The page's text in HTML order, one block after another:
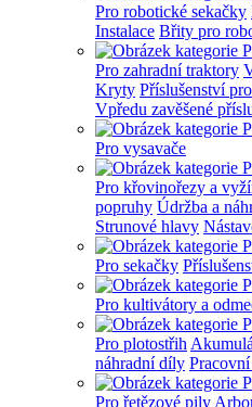
Pro robotické sekačky
Instalace Břity pro
Pro zahradní traktory
Kryty Příslušenství
Vpředu zavěšené
Pro vysavače
Pro křovinořezy a
popruhy Údržba a
Strunové hlavy
Pro sekačky
Pro kultivátory a
Pro plotostřih
náhradní díly
Pro řetězové pily